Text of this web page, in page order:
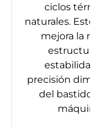
ciclos
naturales. Este
mejora la
estabilidad
precisión
del bastidor